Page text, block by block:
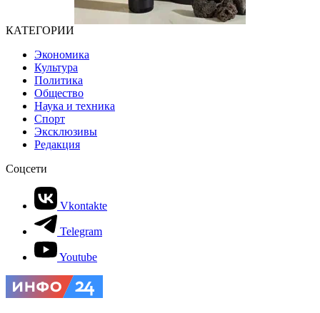
КАТЕГОРИИ
Экономика
Культура
Политика
Общество
Наука и техника
Спорт
Эксклюзивы
Редакция
Соцсети
Vkontakte
Telegram
Youtube